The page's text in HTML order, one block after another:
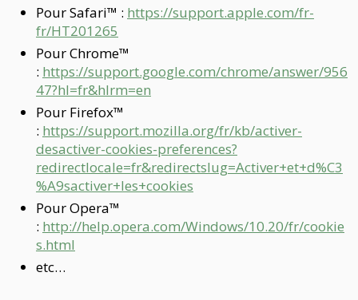
Pour Safari™ : https://support.apple.com/fr-
fr/HT201265
Pour Chrome™
: https://support.google.com/chrome/answer/956
47?hl=fr&hlrm=en
Pour Firefox™
: https://support.mozilla.org/fr/kb/activer-
desactiver-cookies-preferences?
redirectlocale=fr&redirectslug=Activer+et+d%C3
%A9sactiver+les+cookies
Pour Opera™
: http://help.opera.com/Windows/10.20/fr/cookie
s.html
etc…